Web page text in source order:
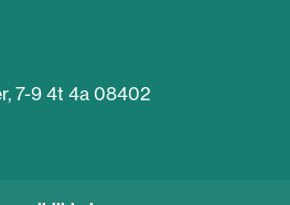
7-9 4t 4a 08402